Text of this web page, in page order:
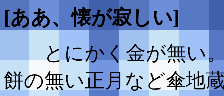
[ああ、懐が寂しい]
とにかく金が無い
餅の無い正月など傘地